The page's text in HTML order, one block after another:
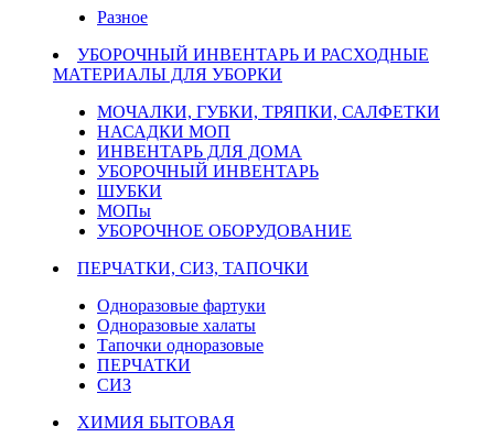
Разное
УБОРОЧНЫЙ ИНВЕНТАРЬ И РАСХОДНЫЕ
МАТЕРИАЛЫ ДЛЯ УБОРКИ
МОЧАЛКИ, ГУБКИ, ТРЯПКИ, САЛФЕТКИ
НАСАДКИ МОП
ИНВЕНТАРЬ ДЛЯ ДОМА
УБОРОЧНЫЙ ИНВЕНТАРЬ
ШУБКИ
МОПы
УБОРОЧНОЕ ОБОРУДОВАНИЕ
ПЕРЧАТКИ, СИЗ, ТАПОЧКИ
Одноразовые фартуки
Одноразовые халаты
Тапочки одноразовые
ПЕРЧАТКИ
СИЗ
ХИМИЯ БЫТОВАЯ